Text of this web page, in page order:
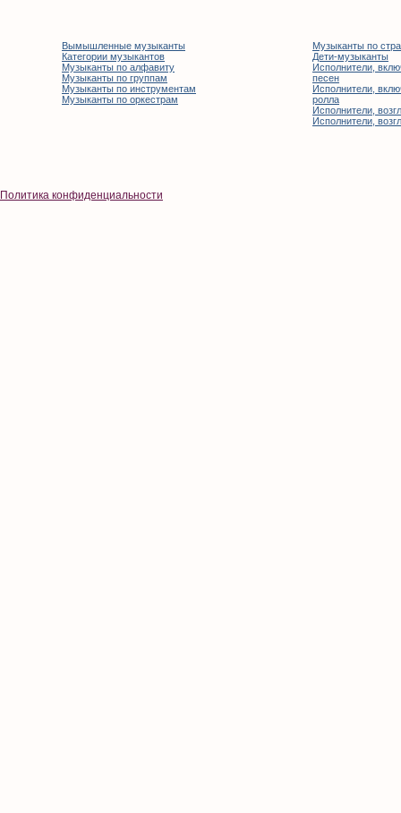
Вымышленные музыканты
Категории музыкантов
Музыканты по алфавиту
Музыканты по группам
Музыканты по инструментам
Музыканты по оркестрам
Музыканты по
Дети-музыканты
Исполнители,
песен
Исполнители,
ролла
Исполнители,
Исполнители,
Политика конфиденциальности